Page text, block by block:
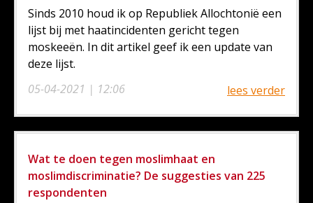
05-04-2021 | 12:06
Sinds 2010 houd ik op Republiek Allochtonië een
lijst bij met haatincidenten gericht tegen
moskeeën. In dit artikel geef ik een update van
deze lijst.
lees verder
Wat te doen tegen moslimhaat en
moslimdiscriminatie? De suggesties van 225
respondenten